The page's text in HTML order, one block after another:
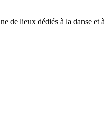
de lieux dédiés à la danse et à